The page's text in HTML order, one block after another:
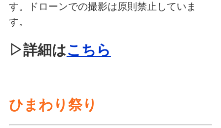
す。ドローンでの撮影は原則禁止していま
す。
▷詳細はこちら
ひまわり祭り